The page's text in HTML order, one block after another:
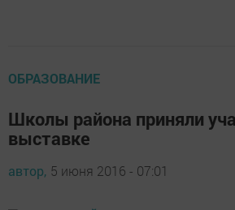
ОБРАЗОВАНИЕ
Школы района приняли
выставке
автор, 5 июня 2016 - 07:01